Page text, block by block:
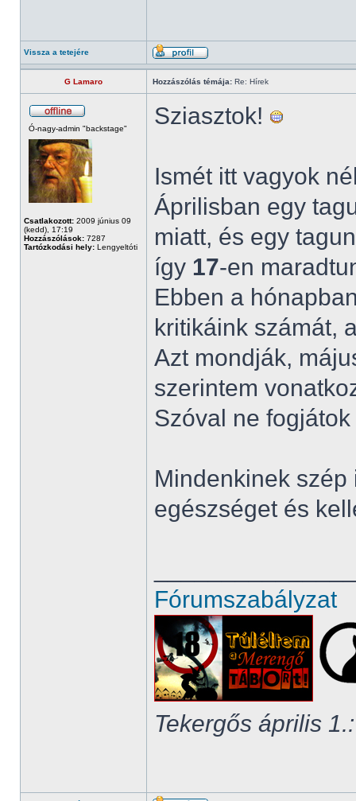
Vissza a tetejére
G Lamaro Hozzászólás témája: Re: Hírek
Ó-nagy-admin "backstage"
Csatlakozott: 2009 június 09
(kedd), 17:19
Hozzászólások: 7287
Tartózkodási hely: Lengyeltóti
Sziasztok!
Ismét itt vagyok
Áprilisban egy
miatt, és egy
így 17-en
Ebben a
kritikáink számát,
Azt mondják,
szerintem
Szóval ne
Mindenkinek
egészséget és
Fórumszabályzat
Tekergős április 1.: